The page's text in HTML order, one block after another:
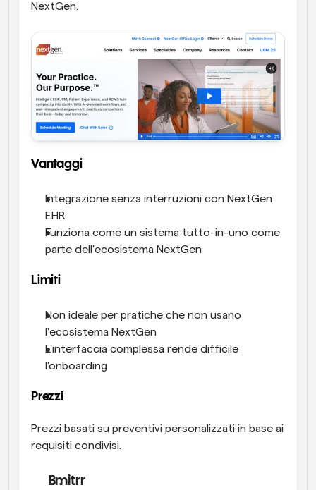
NextGen.
Vantaggi
Integrazione senza interruzioni con NextGen
EHR
Funziona come un sistema tutto-in-uno come
parte dell'ecosistema NextGen
Limiti
Non ideale per pratiche che non usano
l'ecosistema NextGen
L'interfaccia complessa rende difficile
l'onboarding
Prezzi
Prezzi basati su preventivi personalizzati in base ai
requisiti condivisi.
Emitrr